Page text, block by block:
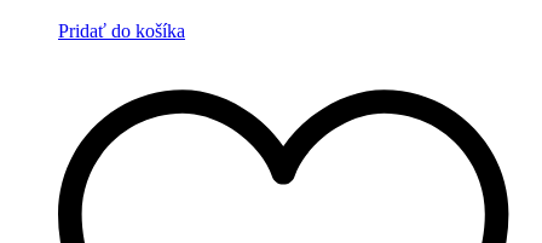
Pridať do košíka